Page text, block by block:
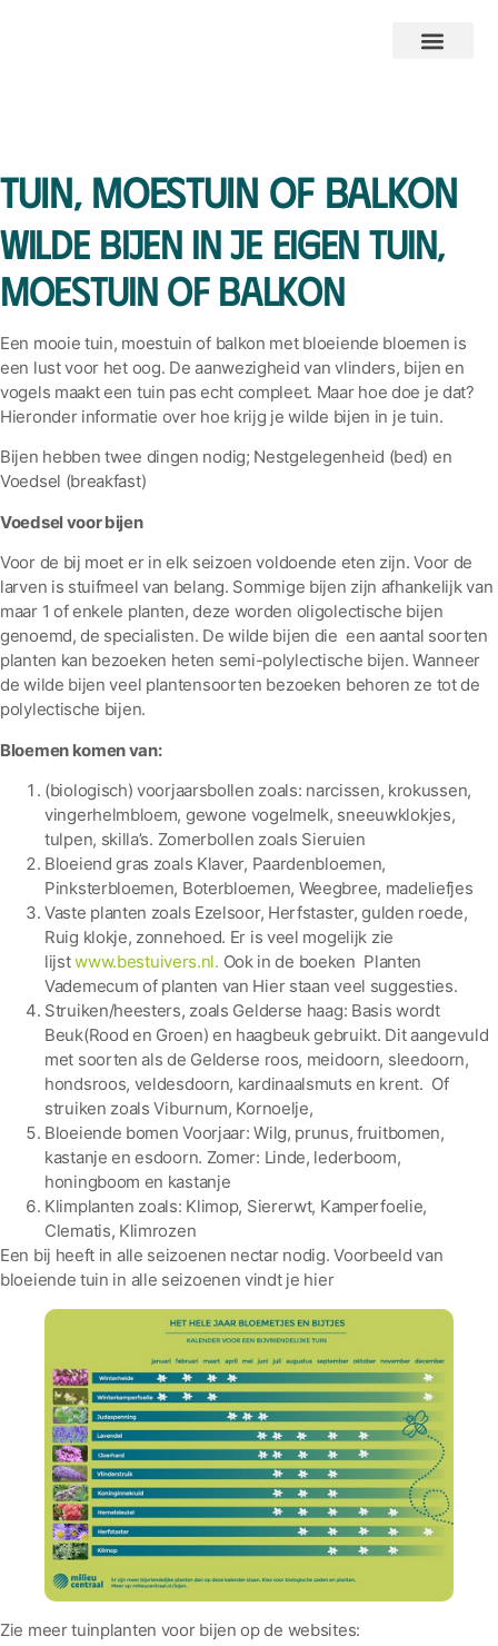
Tuin, moestuin of balkon
Wilde bijen in je eigen tuin,
moestuin of balkon
Een mooie tuin, moestuin of balkon met bloeiende bloemen is
een lust voor het oog. De aanwezigheid van vlinders, bijen en
vogels maakt een tuin pas echt compleet. Maar hoe doe je dat?
Hieronder informatie over hoe krijg je wilde bijen in je tuin.
Bijen hebben twee dingen nodig; Nestgelegenheid (bed) en
Voedsel (breakfast)
Voedsel voor bijen
Voor de bij moet er in elk seizoen voldoende eten zijn. Voor de
larven is stuifmeel van belang. Sommige bijen zijn afhankelijk van
maar 1 of enkele planten, deze worden oligolectische bijen
genoemd, de specialisten. De wilde bijen die een aantal soorten
planten kan bezoeken heten semi-polylectische bijen. Wanneer
de wilde bijen veel plantensoorten bezoeken behoren ze tot de
polylectische bijen.
Bloemen komen van:
(biologisch) voorjaarsbollen zoals: narcissen, krokussen,
vingerhelmbloem, gewone vogelmelk, sneeuwklokjes,
tulpen, skilla’s. Zomerbollen zoals Sieruien
Bloeiend gras zoals Klaver, Paardenbloemen,
Pinksterbloemen, Boterbloemen, Weegbree, madeliefjes
Vaste planten zoals Ezelsoor, Herfstaster, gulden roede,
Ruig klokje, zonnehoed. Er is veel mogelijk zie
lijstwww.bestuivers.nl. Ook in de boeken Planten
Vademecum of planten van Hier staan veel suggesties.
Struiken/heesters, zoals Gelderse haag: Basis wordt
Beuk(Rood en Groen) en haagbeuk gebruikt. Dit aangevuld
met soorten als de Gelderse roos, meidoorn, sleedoorn,
hondsroos, veldesdoorn, kardinaalsmuts en krent. Of
struiken zoals Viburnum, Kornoelje,
Bloeiende bomen Voorjaar: Wilg, prunus, fruitbomen,
kastanje en esdoorn. Zomer: Linde, lederboom,
honingboom en kastanje
Klimplanten zoals: Klimop, Siererwt, Kamperfoelie,
Clematis, Klimrozen
Een bij heeft in alle seizoenen nectar nodig. Voorbeeld van
bloeiende tuin in alle seizoenen vindt je hier
Zie meer tuinplanten voor bijen op de websites: